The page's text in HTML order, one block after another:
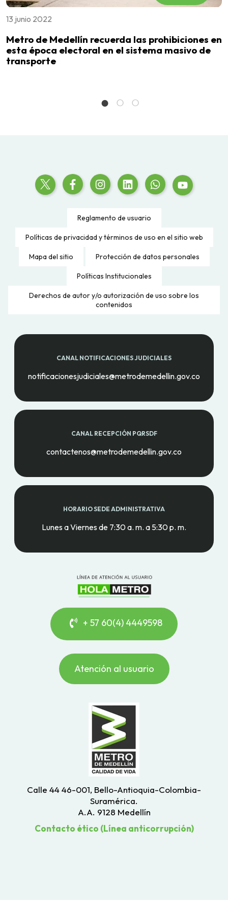
13 junio 2022
Metro de Medellín recuerda las prohibiciones en
esta época electoral en el sistema masivo de
transporte
Reglamento de usuario
Políticas de privacidad y términos de uso en el sitio web
Mapa del sitio Protección de datos personales
Políticas Institucionales
Derechos de autor y/o autorización de uso sobre los
contenidos
CANAL NOTIFICACIONES JUDICIALES
notificacionesjudiciales@metrodemedellin.gov.co
CANAL RECEPCIÓN PQRSDF
contactenos@metrodemedellin.gov.co
HORARIO SEDE ADMINISTRATIVA
Lunes a Viernes de 7:30 a. m. a 5:30 p. m.
+ 57 60(4) 4449598
Atención al usuario
Calle 44 46-001, Bello-Antioquia-Colombia-
Suramérica.
A.A. 9128 Medellín
Contacto ético (Línea anticorrupción)